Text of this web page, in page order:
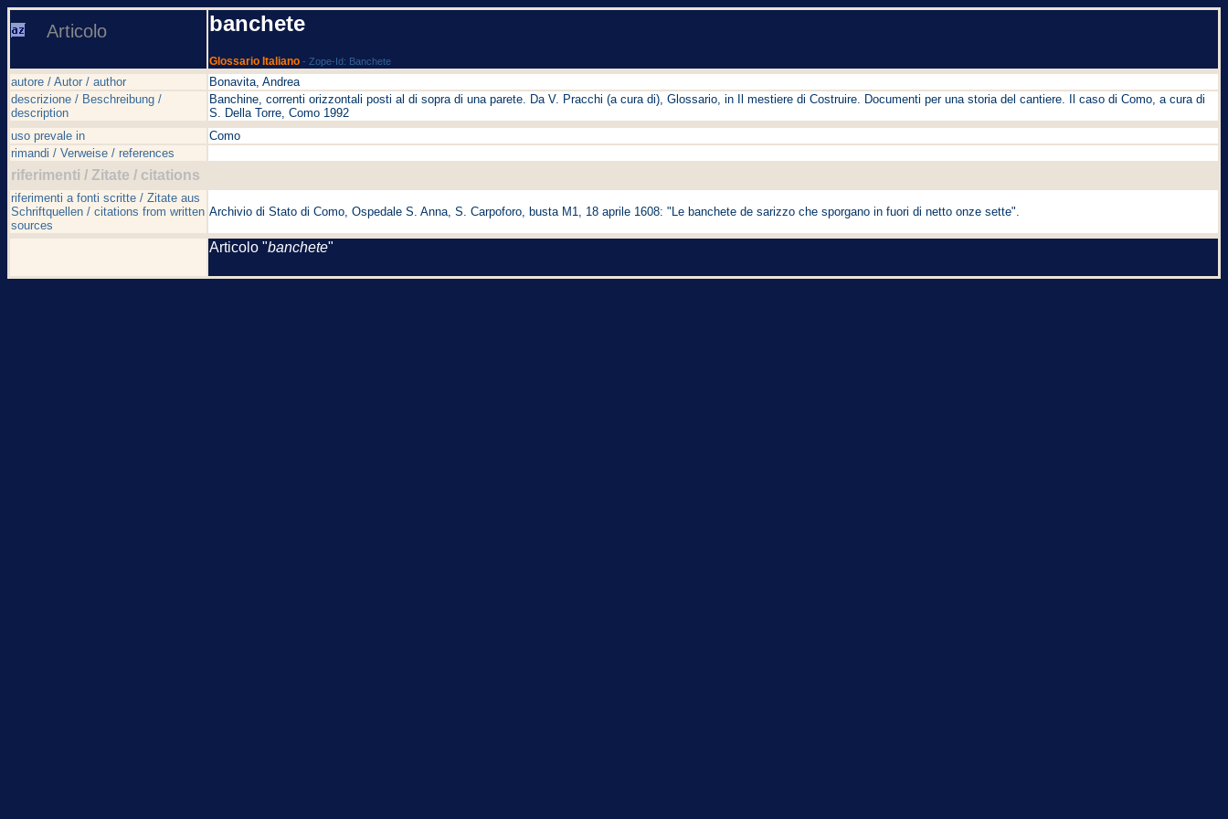
Articolo banchete
Glossario Italiano - Zope-Id: Banchete
autore / Autor / author
Bonavita, Andrea
descrizione / Beschreibung /
description
Banchine, correnti orizzontali posti al di sopra di una parete. Da V. Pracchi (a cura di), Glossario, in Il mestiere di Costruire. Documenti per una storia del cantiere. Il caso di Como, a cura di
S. Della Torre, Como 1992
uso prevale in
Como
rimandi / Verweise / references
riferimenti / Zitate / citations
riferimenti a fonti scritte / Zitate aus
Schriftquellen / citations from written
sources
Archivio di Stato di Como, Ospedale S. Anna, S. Carpoforo, busta M1, 18 aprile 1608: "Le banchete de sarizzo che sporgano in fuori di netto onze sette".
Articolo "banchete"